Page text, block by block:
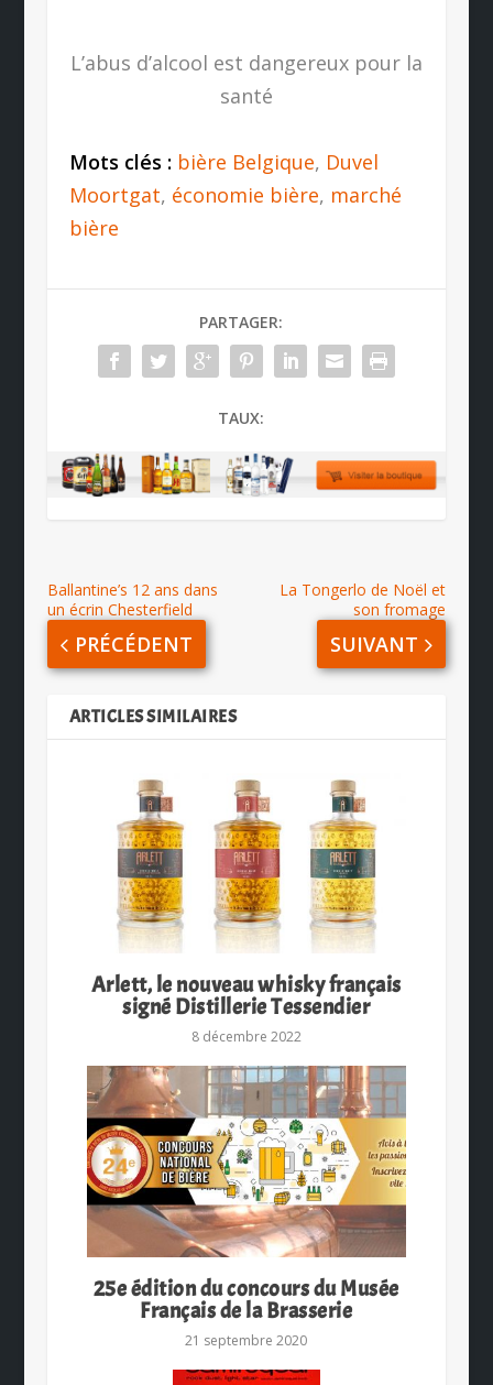
L’abus d’alcool est dangereux pour la
santé
Mots clés : bière Belgique, Duvel
Moortgat, économie bière, marché
bière
PARTAGER:
TAUX:
Ballantine’s 12 ans dans
un écrin Chesterfield
PRÉCÉDENT
La Tongerlo de Noël et
son fromage
SUIVANT
ARTICLES SIMILAIRES
Arlett, le nouveau whisky français
signé Distillerie Tessendier
8 décembre 2022
25e édition du concours du Musée
Français de la Brasserie
21 septembre 2020